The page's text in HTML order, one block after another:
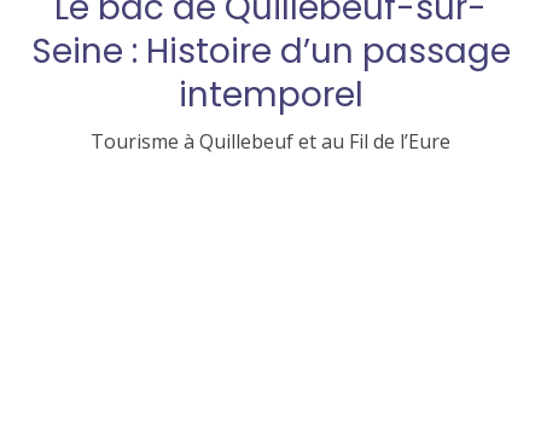
Seine : Histoire d’un passage
intemporel
Tourisme à Quillebeuf et au Fil de l’Eure